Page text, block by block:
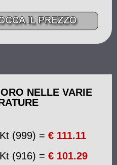
NELLE VARIE
(999) = € 111.11
(916) = € 101.29